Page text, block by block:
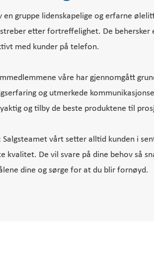
en gruppe lidenskapelige og erfarne
etter fortreffelighet. De behersker
med kunder på telefon.
våre har gjennomgått
og utmerkede
og tilby de beste produktene til
vårt setter alltid kunden i
kvalitet. De vil svare på dine behov så
dine og sørge for at du blir fornøyd.